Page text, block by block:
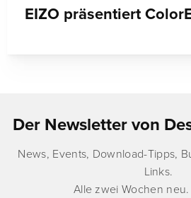
EIZO präsentiert
Der Newsletter von
News, Events, Download-Tipps,
Links.
Alle zwei Wochen neu.